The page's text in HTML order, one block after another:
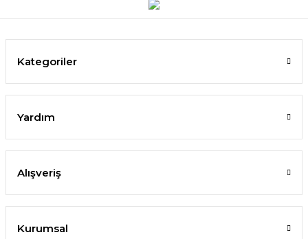
Kategoriler
Yardım
Alışveriş
Kurumsal